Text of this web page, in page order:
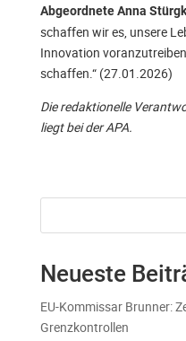
Abgeordnete Anna
schaffen wir es, unsere
Innovation
schaffen.“ (27.01.2026)
Die redaktionelle
liegt bei der APA.
Neueste
EU-Kommissar Brunner:
Grenzkontrollen